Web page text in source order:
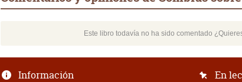
Este libro todavía no ha sido comentado
Información En